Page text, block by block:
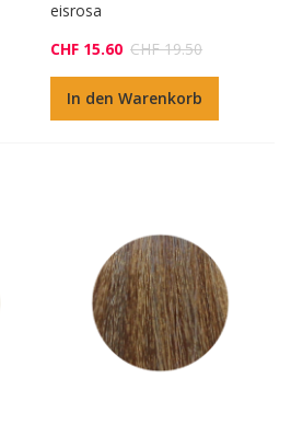
eisrosa
CHF 15.60 CHF 19.50
In den Warenkorb